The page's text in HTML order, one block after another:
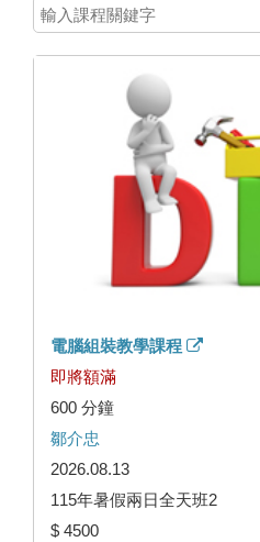
電腦組裝教學課程
即將額滿
600 分鐘
鄒介忠
2026.08.13
115年暑假兩日全天班2
$ 4500